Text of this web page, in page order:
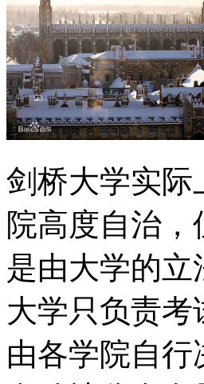
剑桥大学实际
院高度自治
是由大学的
大学只负责
由各学院自